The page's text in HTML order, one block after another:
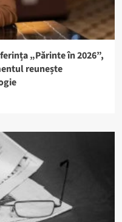
„Părinte în 2026”,
reunește